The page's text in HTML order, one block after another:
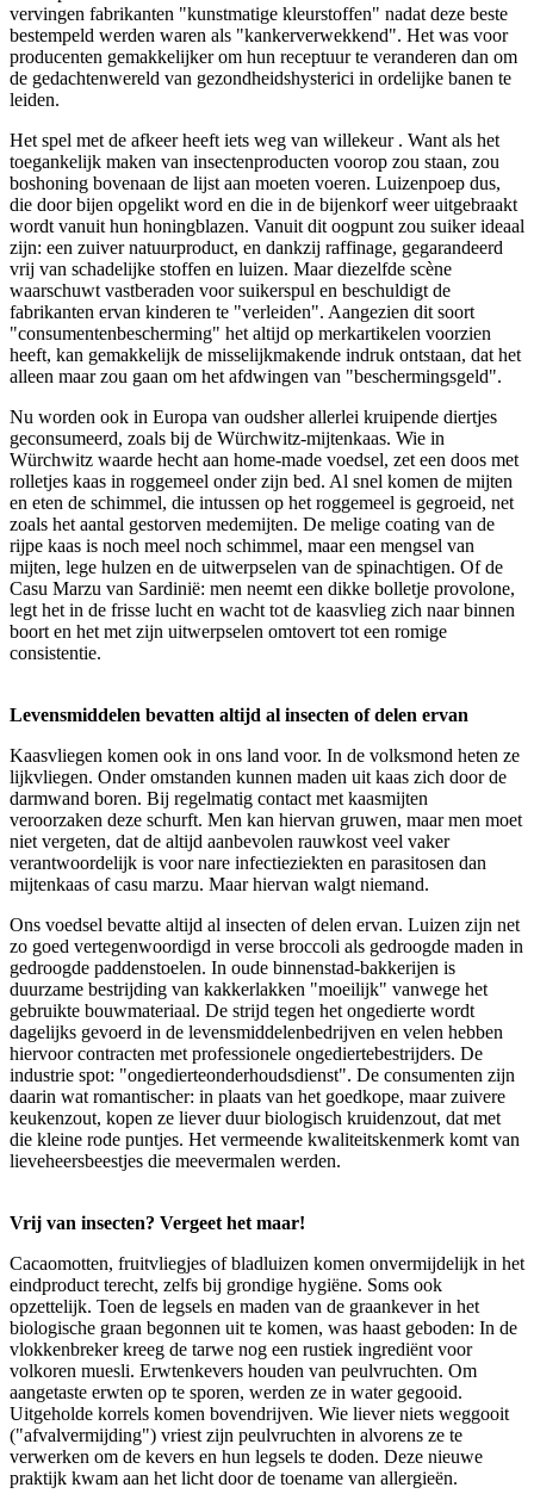
vervingen fabrikanten "kunstmatige kleurstoffen" nadat deze beste
bestempeld werden waren als "kankerverwekkend". Het was voor
producenten gemakkelijker om hun receptuur te veranderen dan om
de gedachtenwereld van gezondheidshysterici in ordelijke banen te
leiden.
Het spel met de afkeer heeft iets weg van willekeur . Want als het
toegankelijk maken van insectenproducten voorop zou staan, zou
boshoning bovenaan de lijst aan moeten voeren. Luizenpoep dus,
die door bijen opgelikt word en die in de bijenkorf weer uitgebraakt
wordt vanuit hun honingblazen. Vanuit dit oogpunt zou suiker ideaal
zijn: een zuiver natuurproduct, en dankzij raffinage, gegarandeerd
vrij van schadelijke stoffen en luizen. Maar diezelfde scène
waarschuwt vastberaden voor suikerspul en beschuldigt de
fabrikanten ervan kinderen te "verleiden". Aangezien dit soort
"consumentenbescherming" het altijd op merkartikelen voorzien
heeft, kan gemakkelijk de misselijkmakende indruk ontstaan, dat het
alleen maar zou gaan om het afdwingen van "beschermingsgeld".
Nu worden ook in Europa van oudsher allerlei kruipende diertjes
geconsumeerd, zoals bij de Würchwitz-mijtenkaas. Wie in
Würchwitz waarde hecht aan home-made voedsel, zet een doos met
rolletjes kaas in roggemeel onder zijn bed. Al snel komen de mijten
en eten de schimmel, die intussen op het roggemeel is gegroeid, net
zoals het aantal gestorven medemijten. De melige coating van de
rijpe kaas is noch meel noch schimmel, maar een mengsel van
mijten, lege hulzen en de uitwerpselen van de spinachtigen. Of de
Casu Marzu van Sardinië: men neemt een dikke bolletje provolone,
legt het in de frisse lucht en wacht tot de kaasvlieg zich naar binnen
boort en het met zijn uitwerpselen omtovert tot een romige
consistentie.
Levensmiddelen bevatten altijd al insecten of delen ervan
Kaasvliegen komen ook in ons land voor. In de volksmond heten ze
lijkvliegen. Onder omstanden kunnen maden uit kaas zich door de
darmwand boren. Bij regelmatig contact met kaasmijten
veroorzaken deze schurft. Men kan hiervan gruwen, maar men moet
niet vergeten, dat de altijd aanbevolen rauwkost veel vaker
verantwoordelijk is voor nare infectieziekten en parasitosen dan
mijtenkaas of casu marzu. Maar hiervan walgt niemand.
Ons voedsel bevatte altijd al insecten of delen ervan. Luizen zijn net
zo goed vertegenwoordigd in verse broccoli als gedroogde maden in
gedroogde paddenstoelen. In oude binnenstad-bakkerijen is
duurzame bestrijding van kakkerlakken "moeilijk" vanwege het
gebruikte bouwmateriaal. De strijd tegen het ongedierte wordt
dagelijks gevoerd in de levensmiddelenbedrijven en velen hebben
hiervoor contracten met professionele ongediertebestrijders. De
industrie spot: "ongedierteonderhoudsdienst". De consumenten zijn
daarin wat romantischer: in plaats van het goedkope, maar zuivere
keukenzout, kopen ze liever duur biologisch kruidenzout, dat met
die kleine rode puntjes. Het vermeende kwaliteitskenmerk komt van
lieveheersbeestjes die meevermalen werden.
Vrij van insecten? Vergeet het maar!
Cacaomotten, fruitvliegjes of bladluizen komen onvermijdelijk in het
eindproduct terecht, zelfs bij grondige hygiëne. Soms ook
opzettelijk. Toen de legsels en maden van de graankever in het
biologische graan begonnen uit te komen, was haast geboden: In de
vlokkenbreker kreeg de tarwe nog een rustiek ingrediënt voor
volkoren muesli. Erwtenkevers houden van peulvruchten. Om
aangetaste erwten op te sporen, werden ze in water gegooid.
Uitgeholde korrels komen bovendrijven. Wie liever niets weggooit
("afvalvermijding") vriest zijn peulvruchten in alvorens ze te
verwerken om de kevers en hun legsels te doden. Deze nieuwe
praktijk kwam aan het licht door de toename van allergieën.